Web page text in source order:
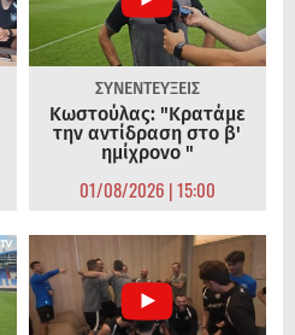
ΣΥΝΕΝΤΕΥΞΕΙΣ
Κωστούλας: "Κρατάμε
την αντίδραση στο β'
ημίχρονο "
01/08/2026 | 15:00